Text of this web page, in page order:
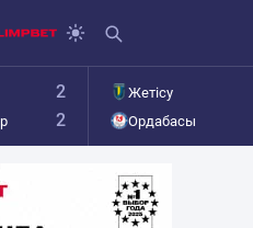
2
2
Жетісу
Ордабасы